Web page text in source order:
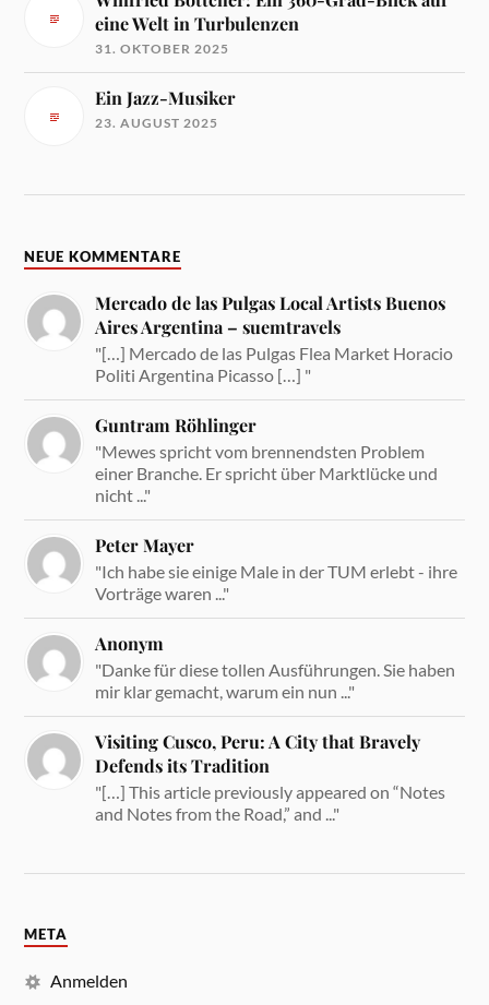
eine Welt in Turbulenzen
31. OKTOBER 2025
Ein Jazz-Musiker
23. AUGUST 2025
NEUE KOMMENTARE
Mercado de las Pulgas Local Artists Buenos
Aires Argentina – suemtravels
"[…] Mercado de las Pulgas Flea Market Horacio
Politi Argentina Picasso […] "
Guntram Röhlinger
"Mewes spricht vom brennendsten Problem
einer Branche. Er spricht über Marktlücke und
nicht ..."
Peter Mayer
"Ich habe sie einige Male in der TUM erlebt - ihre
Vorträge waren ..."
Anonym
"Danke für diese tollen Ausführungen. Sie haben
mir klar gemacht, warum ein nun ..."
Visiting Cusco, Peru: A City that Bravely
Defends its Tradition
"[…] This article previously appeared on “Notes
and Notes from the Road,” and ..."
META
Anmelden